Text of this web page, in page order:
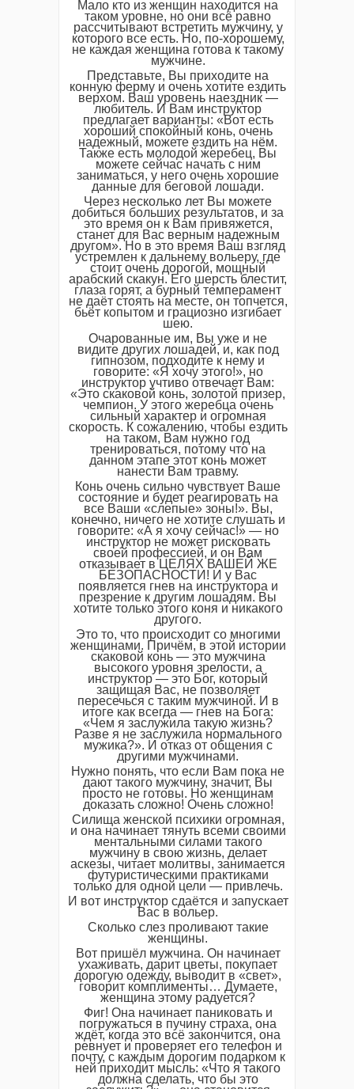
Мало кто из женщин находится на
таком уровне, но они всё равно
рассчитывают встретить мужчину, у
которого все есть. Но, по-хорошему,
не каждая женщина готова к такому
мужчине.
Представьте, Вы приходите на
конную ферму и очень хотите ездить
верхом. Ваш уровень наездник —
любитель. И Вам инструктор
предлагает варианты: «Вот есть
хороший спокойный конь, очень
надежный, можете ездить на нём.
Также есть молодой жеребец, Вы
можете сейчас начать с ним
заниматься, у него очень хорошие
данные для беговой лошади.
Через несколько лет Вы можете
добиться больших результатов, и за
это время он к Вам привяжется,
станет для Вас верным надежным
другом». Но в это время Ваш взгляд
устремлен к дальнему вольеру, где
стоит очень дорогой, мощный
арабский скакун. Его шерсть блестит,
глаза горят, а бурный темперамент
не даёт стоять на месте, он топчется,
бьёт копытом и грациозно изгибает
шею.
Очарованные им, Вы уже и не
видите других лошадей, и, как под
гипнозом, подходите к нему и
говорите: «Я хочу этого!», но
инструктор учтиво отвечает Вам:
«Это скаковой конь, золотой призер,
чемпион. У этого жеребца очень
сильный характер и огромная
скорость. К сожалению, чтобы ездить
на таком, Вам нужно год
тренироваться, потому что на
данном этапе этот конь может
нанести Вам травму.
Конь очень сильно чувствует Ваше
состояние и будет реагировать на
все Ваши «слепые» зоны!». Вы,
конечно, ничего не хотите слушать и
говорите: «А я хочу сейчас!» — но
инструктор не может рисковать
своей профессией, и он Вам
отказывает в ЦЕЛЯХ ВАШЕЙ ЖЕ
БЕЗОПАСНОСТИ! И у Вас
появляется гнев на инструктора и
презрение к другим лошадям. Вы
хотите только этого коня и никакого
другого.
Это то, что происходит со многими
женщинами. Причём, в этой истории
скаковой конь — это мужчина
высокого уровня зрелости, а
инструктор — это Бог, который
защищая Вас, не позволяет
пересечься с таким мужчиной. И в
итоге как всегда — гнев на Бога:
«Чем я заслужила такую жизнь?
Разве я не заслужила нормального
мужика?». И отказ от общения с
другими мужчинами.
Нужно понять, что если Вам пока не
дают такого мужчину, значит, Вы
просто не готовы. Но женщинам
доказать сложно! Очень сложно!
Силища женской психики огромная,
и она начинает тянуть всеми своими
ментальными силами такого
мужчину в свою жизнь, делает
аскезы, читает молитвы, занимается
футуристическими практиками
только для одной цели — привлечь.
И вот инструктор сдаётся и запускает
Вас в вольер.
Сколько слез проливают такие
женщины.
Вот пришёл мужчина. Он начинает
ухаживать, дарит цветы, покупает
дорогую одежду, выводит в «свет»,
говорит комплименты… Думаете,
женщина этому радуется?
Фиг! Она начинает паниковать и
погружаться в пучину страха, она
ждёт, когда это всё закончится, она
ревнует и проверяет его телефон и
почту, с каждым дорогим подарком к
ней приходит мысль: «Что я такого
должна сделать, что бы это